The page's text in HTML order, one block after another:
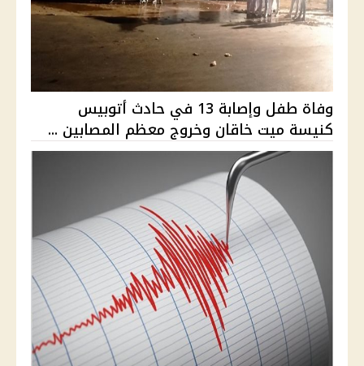
وفاة طفل وإصابة 13 في حادث أتوبيس
كنيسة ميت خاقان وخروج معظم المصابين ...